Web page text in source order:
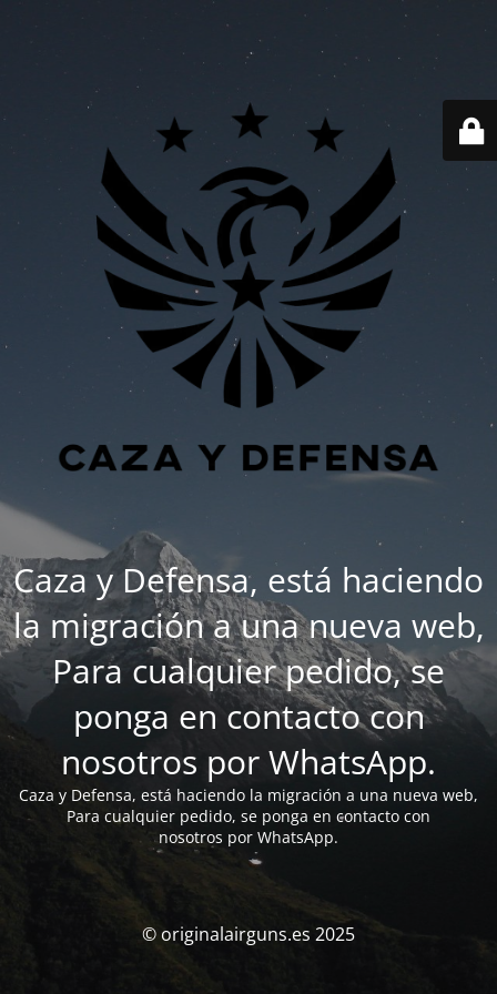
Caza y Defensa, está haciendo
la migración a una nueva web,
Para cualquier pedido, se
ponga en contacto con
nosotros por WhatsApp.
Caza y Defensa, está haciendo la migración a una nueva web,
Para cualquier pedido, se ponga en contacto con
nosotros por WhatsApp.
© originalairguns.es 2025